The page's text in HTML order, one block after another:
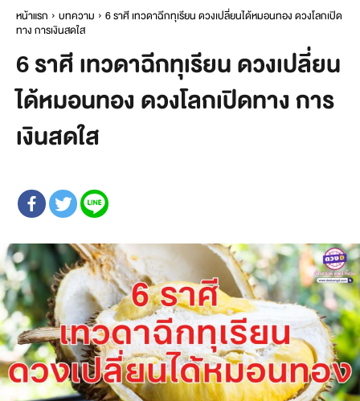
หน้าแรก บทความ
6 ราศี เทวดาฉีกทุเรียน ดวงเปลี่ยนได้หมอนทอง ดวงโลกเปิด
ทาง การเงินสดใส
6 ราศี เทวดาฉีกทุเรียน ดวงเปลี่ยน
ได้หมอนทอง ดวงโลกเปิดทาง การ
เงินสดใส